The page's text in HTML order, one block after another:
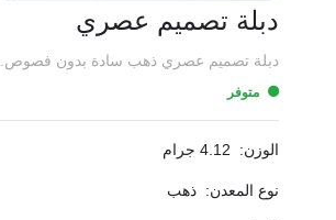
دبلة تصميم عصري
دبلة تصميم عصري ذهب سادة بدون فصوص.
متوفر
الوزن: 4.12 جرام
نوع المعدن: ذهب